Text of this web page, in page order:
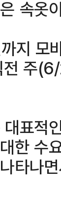
속옷
지 모
전
표적
한 수
타나